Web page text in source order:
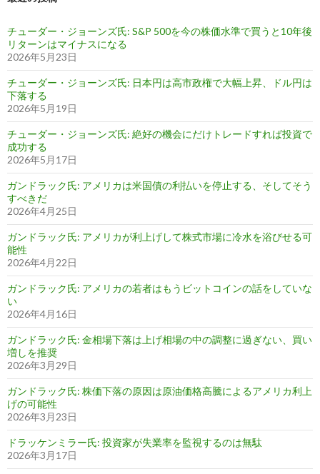
チューダー・ジョーンズ氏: S&P 500を今の株価水準で買うと10年後
リターンはマイナスになる
2026年5月23日
チューダー・ジョーンズ氏: 日本円は高市政権で大幅上昇、ドル円は
下落する
2026年5月19日
チューダー・ジョーンズ氏: 絶好の機会にだけトレードすれば投資で
成功する
2026年5月17日
ガンドラック氏: アメリカは米国債の利払いを停止する、そしてそう
すべきだ
2026年4月25日
ガンドラック氏: アメリカが利上げして株式市場に冷水を浴びせる可
能性
2026年4月22日
ガンドラック氏: アメリカの若者はもうビットコインの話をしていな
い
2026年4月16日
ガンドラック氏: 金相場下落は上げ相場の中の調整に過ぎない、買い
増しを推奨
2026年3月29日
ガンドラック氏: 株価下落の原因は原油価格高騰によるアメリカ利上
げの可能性
2026年3月23日
ドラッケンミラー氏: 投資家が失業率を監視するのは無駄
2026年3月17日